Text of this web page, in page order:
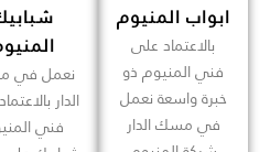
ابواب المنيوم
بالاعتماد على
فني المنيوم ذو
خبرة واسعة نعمل
في مسك الدار
نعمل في
الدار
فني